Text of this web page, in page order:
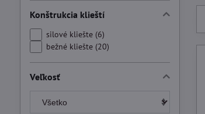
Konštrukcia klieští
silové kliešte (6)
bežné kliešte (20)
Veľkosť